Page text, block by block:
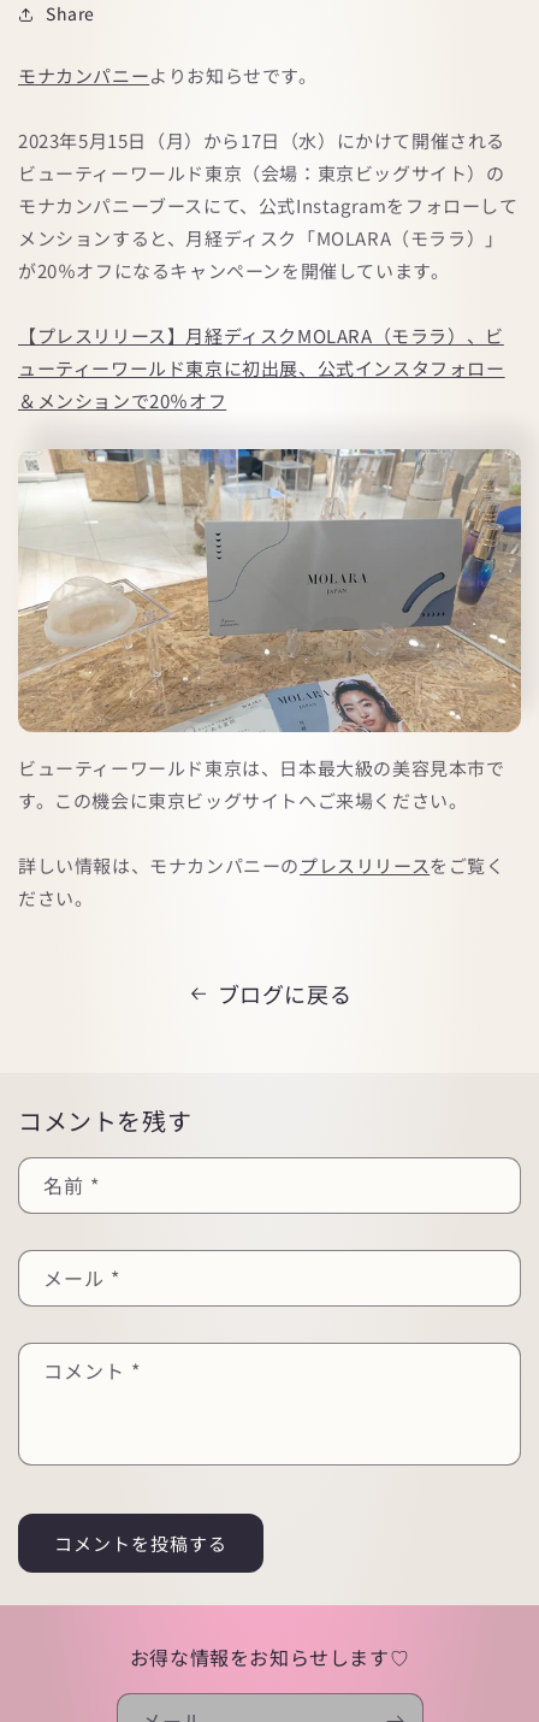
Share
モナカンパニーよりお知らせです。
2023年5月15日（月）から17日（水）にかけて開催される
ビューティーワールド東京（会場：東京ビッグサイト）の
モナカンパニーブースにて、公式Instagramをフォローして
メンションすると、月経ディスク「MOLARA（モララ）」
が20％オフになるキャンペーンを開催しています。
【プレスリリース】月経ディスクMOLARA（モララ）、ビ
ューティーワールド東京に初出展、公式インスタフォロー
＆メンションで20％オフ
ビューティーワールド東京は、日本最大級の美容見本市で
す。この機会に東京ビッグサイトへご来場ください。
詳しい情報は、モナカンパニーのプレスリリースをご覧く
ださい。
ブログに戻る
コメントを残す
名前 *
メール *
コメント *
お得な情報をお知らせします♡